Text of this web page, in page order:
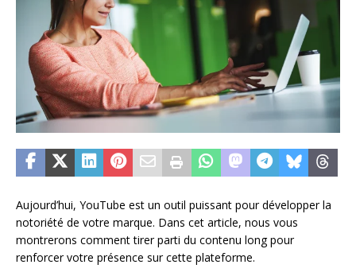
Aujourd’hui, YouTube est un outil puissant pour développer la
notoriété de votre marque. Dans cet article, nous vous
montrerons comment tirer parti du contenu long pour
renforcer votre présence sur cette plateforme.